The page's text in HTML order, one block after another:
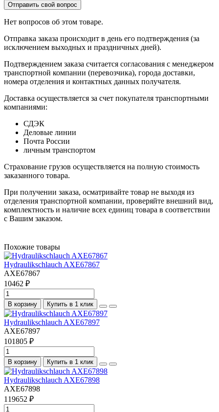
Отправить свой вопрос
Нет вопросов об этом товаре.
Отправка заказа происходит в день его подтверждения (за
исключением выходных и праздничных дней).
Подтверждением заказа считается согласования с менеджером
транспортной компании (перевозчика), города доставки,
номера отделения и контактных данных получателя.
Доставка осуществляется за счет покупателя транспортными
компаниями:
СДЭК
Деловые линии
Почта России
личным транспортом
Страхование грузов осуществляется на полную стоимость
заказанного товара.
При получении заказа, осматривайте товар не выходя из
отделения транспортной компании, проверяйте внешний вид,
комплектность и наличие всех единиц товара в соответствии
с Вашим заказом.
Похожие товары
Hydraulikschlauch AXE67867
AXE67867
10462 ₽
В корзину Купить в 1 клик
Hydraulikschlauch AXE67897
AXE67897
101805 ₽
В корзину Купить в 1 клик
Hydraulikschlauch AXE67898
AXE67898
119652 ₽